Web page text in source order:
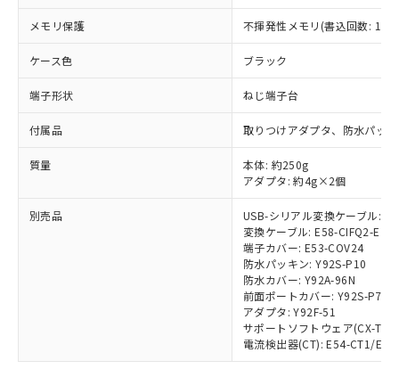
メモリ保護 不揮発性メモリ(書込回数: 100
ケース色 ブラック
端子形状 ねじ端子台
付属品 取りつけアダプタ、防水パッ
質量
本体: 約250g
アダプタ: 約4g×2個
別売品
USB-シリアル変換ケーブル:
変換ケーブル: E58-CIFQ2-E
端子カバー: E53-COV24
防水パッキン: Y92S-P10
防水カバー: Y92A-96N
前面ポートカバー: Y92S-P7
アダプタ: Y92F-51
サポートソフトウェア(CX-
電流検出器(CT): E54-CT1/
準価格とは異なる場合があることをご
正式な納期状況および標準価格はお客
様のお取引先、またはお客様担当のオ
ムロン制御機器販売店・当社販売員に
オムロン制御機器販売店や当社販売拠
販売ネットワーク
」をご確認
在庫状況および標準価格結果を当社の
事前の承諾なく第三者に漏洩または開
示しないようお願いします。
マイパーツ機能（部品リスト作成サー
ビス）をご利用いただくには、I-Web
メンバーズにご登録されている必要が
お客様が当ウェブサイト上で当社にご
登録された部品リストについて、当社
六価クロム(Cr(Ⅵ)) 1000ppm以下、ポリ臭化ビフェニル
類(PBB) 1000ppm以下、ポリ臭化ジフェニルエーテル類
(PBDE) 1000ppm以下、フタル酸ビス(2-エチルヘキシ
ル) (DEHP)(別名：DOP) 1000ppm以下、フタル酸ブチ
ルベンジル（BBP） 1000ppm以下、フタル酸ジブチル
（DBP） 1000ppm以下、フタル酸ジイソブチル
フタル酸エステル類の４物質については閾値を超える意
図的な使用がないことを確認しています。
部品在庫の切り替え状況などにより、予定
月が前後することがあります。
※3 非含有証明書ダウンロード
ム) : 100ppm、
Cr(Ⅵ)(六価クロム) : 1000ppm、 PBBs(ポリ臭化ビフェ
ニル類) : 1000ppm、 PBDEs(ポリ臭化ジフェニルエーテ
イソブチル) : 1000ppm、 BBP(フタル酸ブチルベンジ
DEHP(フタル酸ビス(2-エチルヘキシル)) : 1000ppm
「ｅ」：有害物質（10物質）のすべてが基
準値以下であることを示します。
「10」：通常の使用状況下において有害物
質が外部に漏えいし、環境に深刻な影響を
及ぼさない年数を意味します。
「－」：未確認です。当社販売部門へお問
国政府の輸出許可(または役務取引許
可)を取得するなどの必要な手続きを
当社は規制貨物を破棄する場合は、完
いよう必要な手段を講じます。
当社は貴社製品を、核兵器、ミサイ
ル、化学兵器、生物兵器またはその他
武器並びにこれらの製造装置等に一切
当社は、貴社製品を第三者に販売する
場合は、上記1、2および3の内容を当
該第三者に通知します。また当社は、
販売先および販売に係わる関係者が違
法に輸出するおそれがある場合は、取
り引きをいたしません。
一定数以上の在庫あり
一定数には満たないが在庫あり
在庫なし(最新の在庫状況につ
いては、お客様のお取引先、ま
たはお客様担当のオムロン制御
機器販売店・当社販売員にご確
受注生産機種、また在庫状況の
情報を公開していない機種